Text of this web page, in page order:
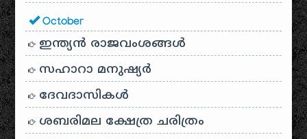
October
ഇന്ത്യൻ രാജവംശങ്ങൾ
സഹാറാ മനുഷ്യർ
ദേവദാസികൾ
ശബരിമല ക്ഷേത്ര ചരിത്രം